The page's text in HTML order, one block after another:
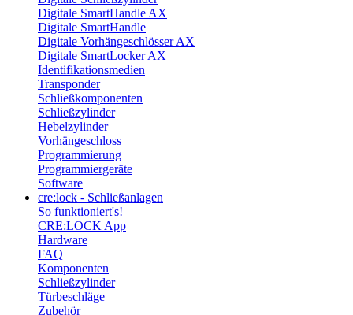
Digitale SmartHandle AX
Digitale SmartHandle
Digitale Vorhängeschlösser AX
Digitale SmartLocker AX
Identifikationsmedien
Transponder
Schließkomponenten
Schließzylinder
Hebelzylinder
Vorhängeschloss
Programmierung
Programmiergeräte
Software
cre:lock - Schließanlagen
So funktioniert's!
CRE:LOCK App
Hardware
FAQ
Komponenten
Schließzylinder
Türbeschläge
Zubehör